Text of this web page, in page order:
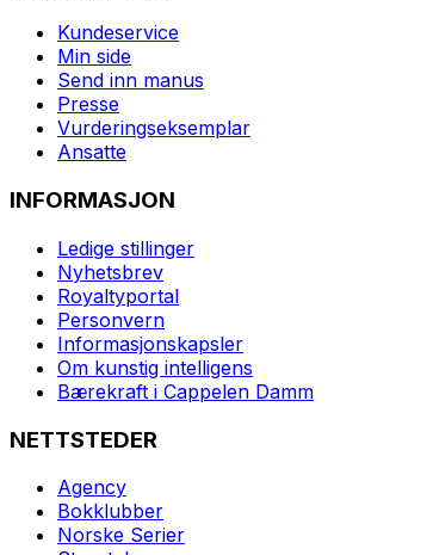
Kundeservice
Min side
Send inn manus
Presse
Vurderingseksemplar
Ansatte
INFORMASJON
Ledige stillinger
Nyhetsbrev
Royaltyportal
Personvern
Informasjonskapsler
Om kunstig intelligens
Bærekraft i Cappelen Damm
NETTSTEDER
Agency
Bokklubber
Norske Serier